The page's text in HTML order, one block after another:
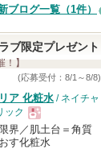
ブログ一覧（1件）
ブ限定プレゼント
】
(応募受付：8/1～8/8)
ア 化粧水 / ネイチャ
ック
現
界／肌土台＝角質
す化粧水